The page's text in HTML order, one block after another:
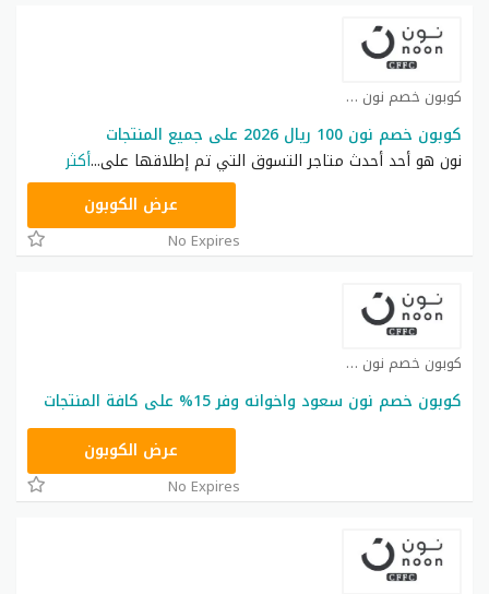
كوبون خصم نون كوبون
كوبون خصم نون 100 ريال 2026 على جميع المنتجات
نون هو أحد أحدث متاجر التسوق التي تم إطلاقها على...أكثر
RRF24عرض الكوبون
No Expires
كوبون خصم نون كوبون
كوبون خصم نون سعود واخوانه وفر 15% على كافة المنتجات
RRF24عرض الكوبون
No Expires